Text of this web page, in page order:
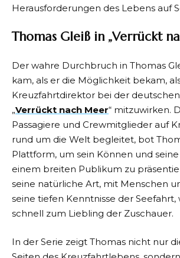
Herausforderungen des Lebens auf
Thomas Gleiß in „Verrückt
Der wahre Durchbruch in Thomas
kam, als er die Möglichkeit bekam,
Kreuzfahrtdirektor bei der
„Verrückt nach Meer“ mitzuwirken.
Passagiere und Crewmitglieder auf
rund um die Welt begleitet, bot
Plattform, um sein Können und
einem breiten Publikum zu
seine natürliche Art, mit Menschen
seine tiefen Kenntnisse der Seefahrt,
schnell zum Liebling der Zuschauer.
In der Serie zeigt Thomas nicht nur